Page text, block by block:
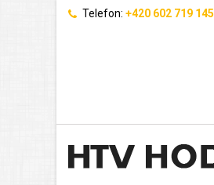
Telefon: +420 602 719 145